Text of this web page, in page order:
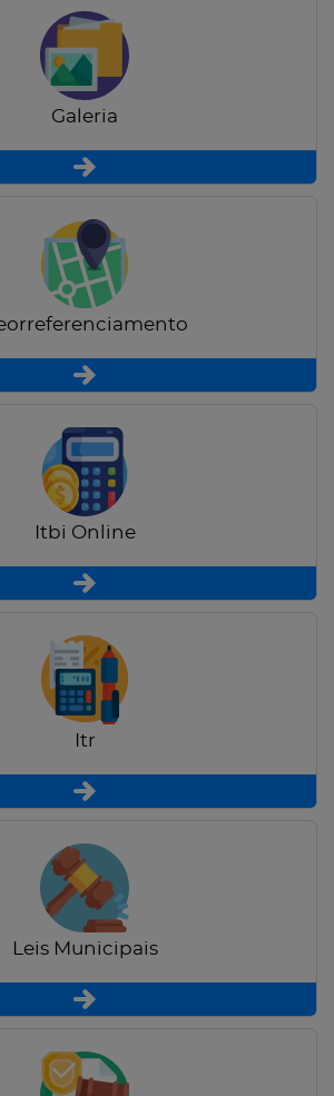
Galeria
Itbi Online
Itr
Leis Municipais